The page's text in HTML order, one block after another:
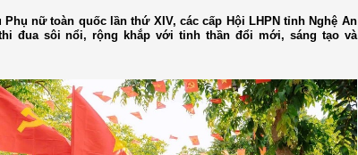
nữ toàn quốc lần thứ XIV, các cấp Hội LHPN tỉnh Nghệ An
đua sôi nổi, rộng khắp với tinh thần đổi mới, sáng tạo và